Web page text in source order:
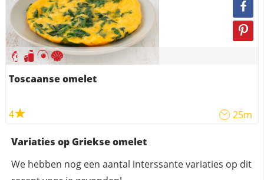
Toscaanse omelet
4 25m
Variaties op Griekse omelet
We hebben nog een aantal interssante variaties op dit